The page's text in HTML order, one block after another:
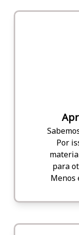
Por
para
Menos